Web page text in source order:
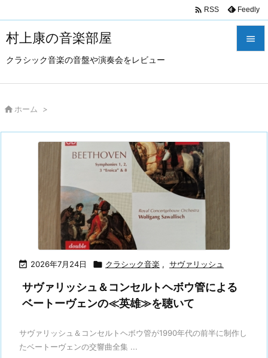
村上康の音楽部屋
クラシック音楽の音盤や演奏会をレビュー

 RSS Feedly
 ホーム >
 2026年7月24日  クラシック音楽 , サヴァリッシュ
サヴァリッシュ＆コンセルトヘボウ管による
ベートーヴェンの≪英雄≫を聴いて
サヴァリッシュ＆コンセルトヘボウ管が1990年代の前半に制作し
たベートーヴェンの交響曲全集 ...